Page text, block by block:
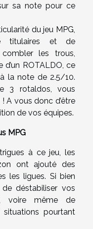
sa note pour ce
du jeu MPG,
titulaires et de
les trous,
ROTALDO, ce
la note de 2.5/10.
3 rotaldos, vous
A vous donc d’être
de vos équipes.
MPG
à ce jeu, les
ont ajouté des
les ligues. Si bien
déstabiliser vos
voire même de
pourtant